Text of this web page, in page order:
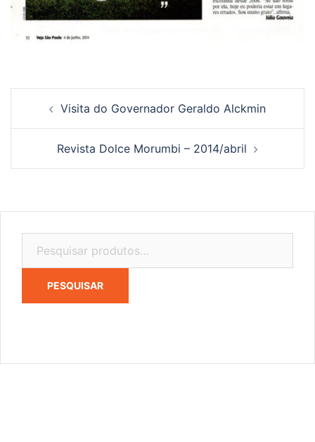
Visita do Governador Geraldo Alckmin
Revista Dolce Morumbi – 2014/abril
por:
PESQUISAR